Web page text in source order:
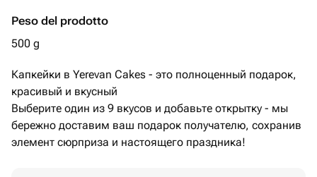
др.); Красный бархат — немного какао, регулятор
кислотности, краситель; Рафаэлло — кокосовая
вишнёвый конфитюр. Аллергены: глютен (пшеница),
яйцо, молоко; возможны орехи (арахис, фисташка,
миндаль), следы сои (шоколад). Хранение: +2…+6 °C до
Peso del prodotto
500 g
Капкейки в Yerevan Cakes - это полноценный подарок,
красивый и вкусный
Выберите один из 9 вкусов и добавьте открытку - мы
бережно доставим ваш подарок получателю, сохранив
элемент сюрприза и настоящего праздника!